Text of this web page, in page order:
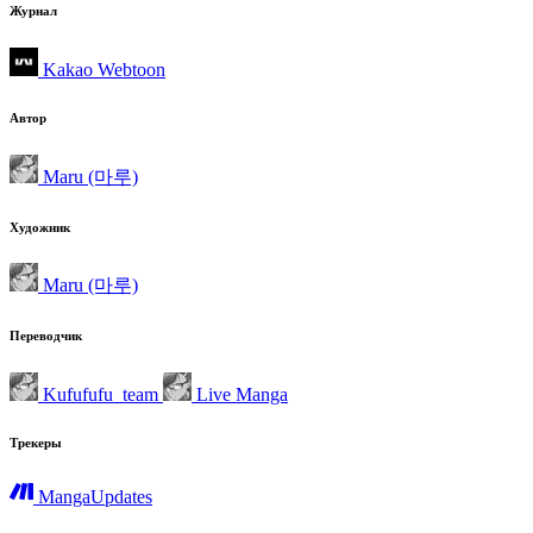
Журнал
Kakao Webtoon
Автор
Maru (마루)
Художник
Maru (마루)
Переводчик
Kufufufu_team Live Manga
Трекеры
MangaUpdates